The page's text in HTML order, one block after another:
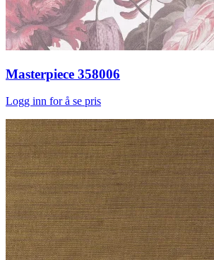
Masterpiece 358006
Logg inn for å se pris